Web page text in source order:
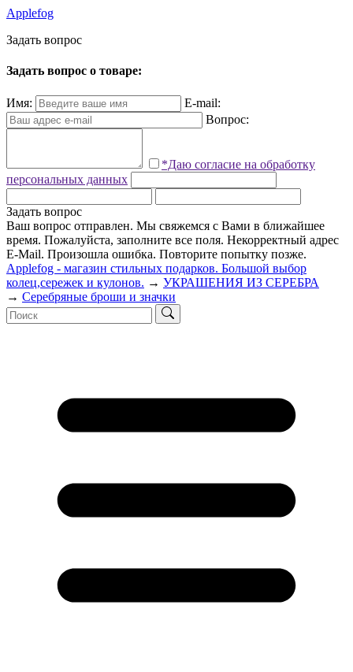
Applefog
Задать вопрос
Задать вопрос о товаре:
Имя:
E-mail:
Вопрос:
*Даю согласие на обработку
персональных данных
Задать вопрос
Ваш вопрос отправлен. Мы свяжемся с Вами в ближайшее
время. Пожалуйста, заполните все поля. Некорректный адрес
E-Mail. Произошла ошибка. Повторите попытку позже.
Applefog - магазин стильных подарков. Большой выбор
колец,сережек и кулонов. → УКРАШЕНИЯ ИЗ СЕРЕБРА
→ Серебряные броши и значки